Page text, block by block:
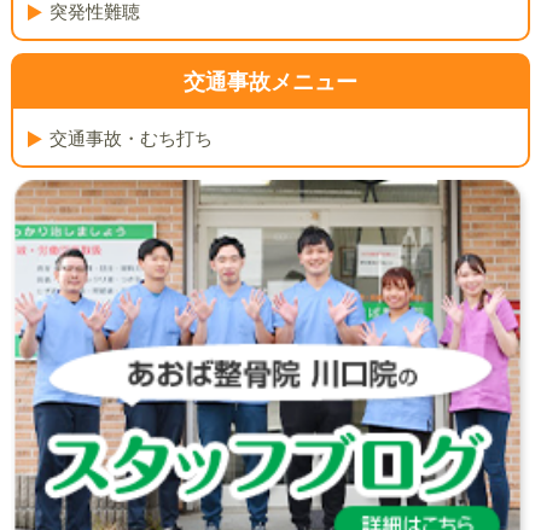
突発性難聴
交通事故メニュー
交通事故・むち打ち